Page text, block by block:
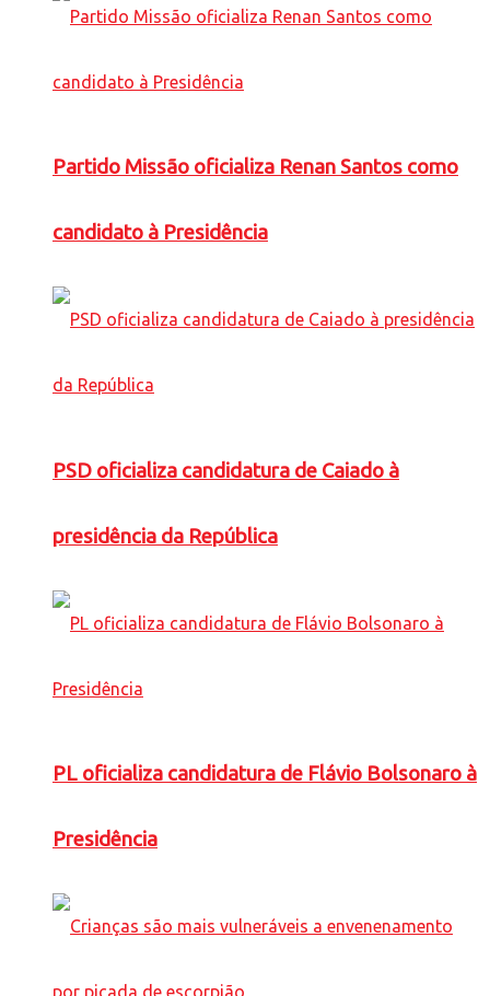
Partido Missão oficializa Renan Santos como
candidato à Presidência
PSD oficializa candidatura de Caiado à
presidência da República
PL oficializa candidatura de Flávio Bolsonaro à
Presidência